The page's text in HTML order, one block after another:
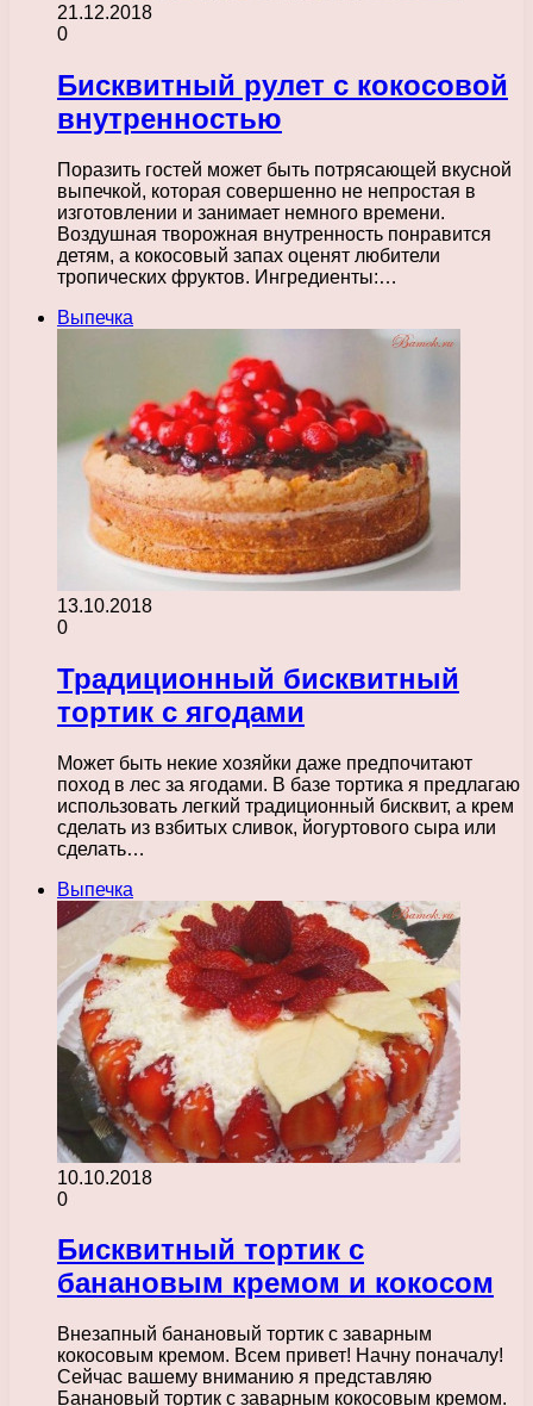
21.12.2018
0
Бисквитный рулет с кокосовой
внутренностью
Поразить гостей может быть потрясающей вкусной
выпечкой, которая совершенно не непростая в
изготовлении и занимает немного времени.
Воздушная творожная внутренность понравится
детям, а кокосовый запах оценят любители
тропических фруктов. Ингредиенты:…
Выпечка
13.10.2018
0
Традиционный бисквитный
тортик с ягодами
Может быть некие хозяйки даже предпочитают
поход в лес за ягодами. В базе тортика я предлагаю
использовать легкий традиционный бисквит, а крем
сделать из взбитых сливок, йогуртового сыра или
сделать…
Выпечка
10.10.2018
0
Бисквитный тортик с
банановым кремом и кокосом
Внезапный банановый тортик с заварным
кокосовым кремом. Всем привет! Начну поначалу!
Сейчас вашему вниманию я представляю
Банановый тортик с заварным кокосовым кремом.